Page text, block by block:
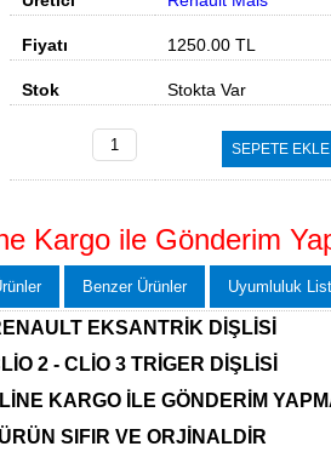
Fiyatı 1250.00 TL
Stok Stokta Var
SEPETE EKLE
Kargo ile Gönderim
Benzer Ürünler Uyumluluk
EKSANTRİK DİŞLİSİ
2 - CLİO 3 TRİGER DİŞLİSİ
KARGO İLE GÖNDERİM
ÜRÜN SIFIR VE ORJİNALDİR